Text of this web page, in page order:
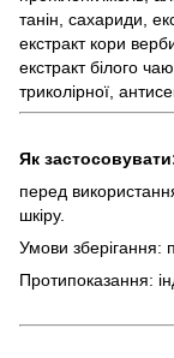
танін, сахариди,
екстракт кори
екстракт білого
триколірної,
Як
перед
шкіру.
Умови зберігання:
Протипоказання: